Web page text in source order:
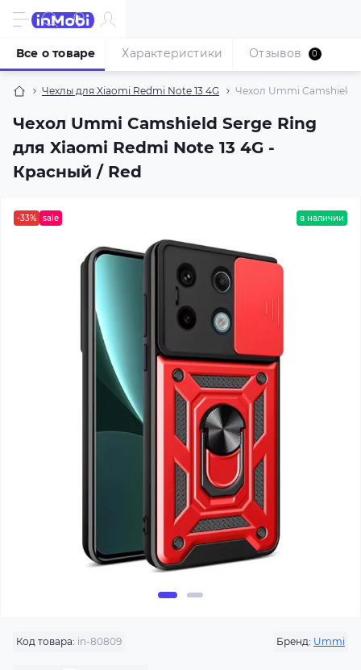
Чехлы для Xiaomi Redmi Note 13 4G Чехол Ummi Camshield
Чехол Ummi Camshield Serge Ring
для Xiaomi Redmi Note 13 4G -
Красный / Red
Все о товаре Характеристики Отзывов 0
-33% sale в наличии
Код товара: in-80809 Бренд: Ummi